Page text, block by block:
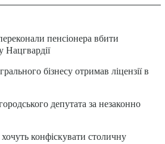
пенсіонера вбити
Нацгвардії
бізнесу отримав ліцензії в
депутата за незаконно
конфіскувати столичну